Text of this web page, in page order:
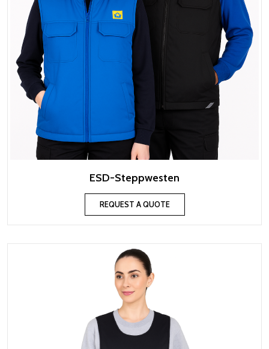
ESD-Steppwesten
REQUEST A QUOTE